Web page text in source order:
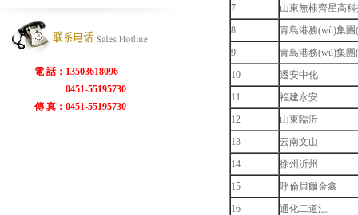
電 話：13503618096
0451-55195730
傳 真：0451-55195730
7
山東無棣齊星高
8
青島港務(wù)集團
9
青島港務(wù)集團
10
遷安中化
11
福建永安
12
山東臨沂
13
云南文山
14
徐州沂州
15
呼倫貝爾金鑫
16
通化二道江